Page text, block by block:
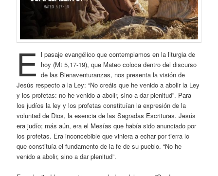
E l pasaje evangélico que contemplamos en la liturgia de
hoy (Mt 5,17-19), que Mateo coloca dentro del discurso
de las Bienaventuranzas, nos presenta la visión de
Jesús respecto a la Ley: “No creáis que he venido a abolir la Ley
y los profetas: no he venido a abolir, sino a dar plenitud”. Para
los judíos la ley y los profetas constituían la expresión de la
voluntad de Dios, la esencia de las Sagradas Escrituras. Jesús
era judío; más aún, era el Mesías que había sido anunciado por
los profetas. Era inconcebible que viniera a echar por tierra lo
que constituía el fundamento de la fe de su pueblo. “No he
venido a abolir, sino a dar plenitud”.